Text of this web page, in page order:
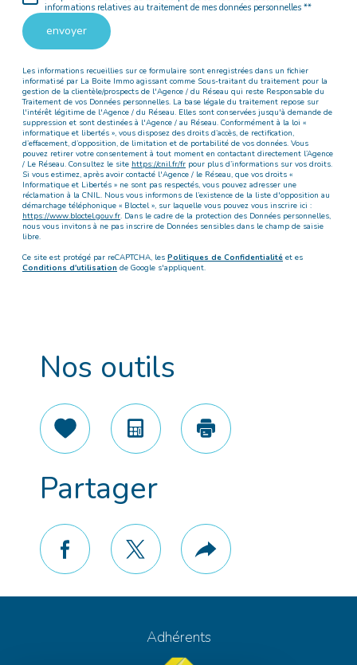
informations relatives au traitement de mes données personnelles **
envoyer
Les informations recueillies sur ce formulaire sont enregistrées dans un fichier
informatisé par La Boite Immo agissant comme Sous-traitant du traitement pour la
gestion de la clientèle/prospects de l'Agence / du Réseau qui reste Responsable du
Traitement de vos Données personnelles. La base légale du traitement repose sur
l'intérêt légitime de l'Agence / du Réseau. Elles sont conservées jusqu'à demande de
suppression et sont destinées à l'Agence / au Réseau. Conformément à la loi «
informatique et libertés », vous disposez des droits d’accès, de rectification,
d’effacement, d’opposition, de limitation et de portabilité de vos données. Vous
pouvez retirer votre consentement à tout moment en contactant directement l’Agence
/ Le Réseau. Consultez le site https://cnil.fr/fr pour plus d’informations sur vos droits.
Si vous estimez, après avoir contacté l'Agence / le Réseau, que vos droits «
Informatique et Libertés » ne sont pas respectés, vous pouvez adresser une
réclamation à la CNIL. Nous vous informons de l’existence de la liste d'opposition au
démarchage téléphonique « Bloctel », sur laquelle vous pouvez vous inscrire ici :
https://www.bloctel.gouv.fr . Dans le cadre de la protection des Données personnelles,
nous vous invitons à ne pas inscrire de Données sensibles dans le champ de saisie
libre.
Ce site est protégé par reCAPTCHA, les Politiques de Confidentialité et es
Conditions d'utilisation de Google s'appliquent.
Nos outils
SélectionnerCalculatriceImprimer
Partager
facebooktwitter Plus
de
partage
Adhérents